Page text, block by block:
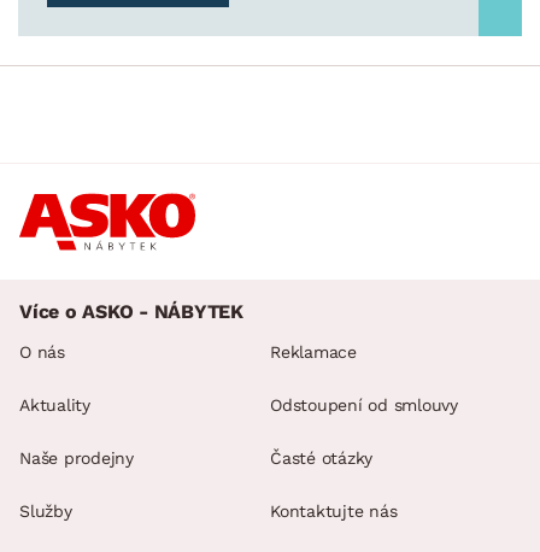
Více o ASKO - NÁBYTEK
O nás
Aktuality
Naše prodejny
Služby
Reklamace
Odstoupení od smlouvy
Časté otázky
Kontaktujte nás